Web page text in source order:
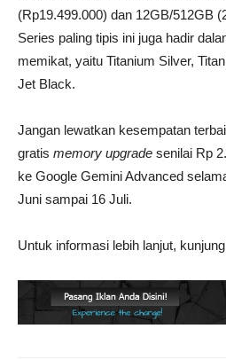
(Rp19.499.000) dan 12GB/512GB
Series paling tipis ini juga hadir
memikat, yaitu Titanium Silver,
Jet Black.
Jangan lewatkan kesempatan
gratis memory upgrade senilai Rp
ke Google Gemini Advanced
Juni sampai 16 Juli.
Untuk informasi lebih lanjut,